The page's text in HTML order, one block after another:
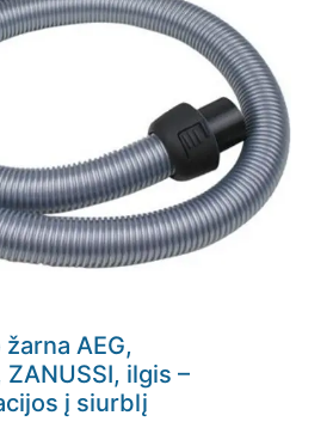
AEG,
ZANUSSI, ilgis –
į siurblį